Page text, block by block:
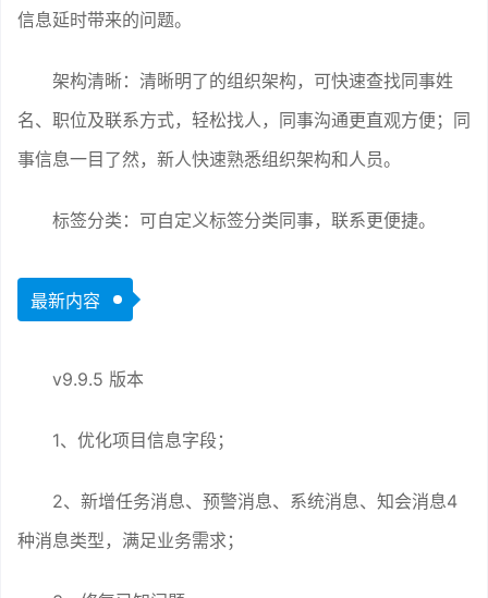
信息延时带来的问题。
架构清晰：清晰明了的组织架构，可快速查找同事姓
名、职位及联系方式，轻松找人，同事沟通更直观方便；同
事信息一目了然，新人快速熟悉组织架构和人员。
标签分类：可自定义标签分类同事，联系更便捷。
最新内容
v9.9.5 版本
1、优化项目信息字段；
2、新增任务消息、预警消息、系统消息、知会消息4
种消息类型，满足业务需求；